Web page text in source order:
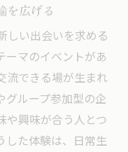
を広げる
しい出会いを求める
ーマのイベントがあ
流できる場が生まれ
グループ参加型の企
や興味が合う人とつ
した体験は、日常生